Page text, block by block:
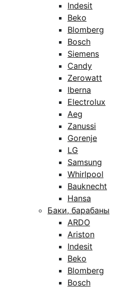
Indesit
Beko
Blomberg
Bosch
Siemens
Candy
Zerowatt
Iberna
Electrolux
Aeg
Zanussi
Gorenje
LG
Samsung
Whirlpool
Bauknecht
Hansa
Баки, барабаны
ARDO
Ariston
Indesit
Beko
Blomberg
Bosch